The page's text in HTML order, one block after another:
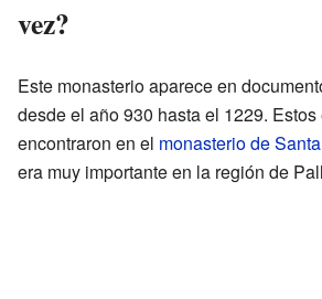
vez?
Este monasterio aparece en
desde el año 930 hasta el 1229.
encontraron en el monasterio de
era muy importante en la región de